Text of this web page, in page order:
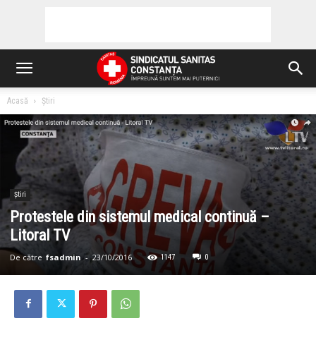
Acasă Știri
Știri
Protestele din sistemul medical continuă –
Litoral TV
De către fsadmin - 23/10/2016 1147 0